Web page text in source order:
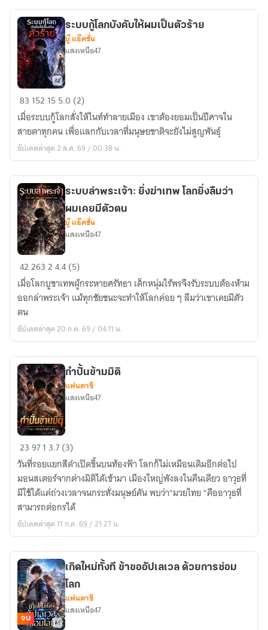
เหล่า
เทพ
ทั้ง
จักรวาล
ต้อง
ตาม
ฆ่า
ระบบ
กู้
โลก
บังคับ
ให้
เป็น
ตัว
ร้าย
ระบบกู้โลกบังคับให้ผมเป็นตัวร้าย
บู๊ แอ๊คชั่น
แสงเหนือ47
83 152 15 5.0 (2)
เมื่อระบบกู้โลกสั่งให้ไนท์ทำลายเมือง เขาต้องยอมเป็นปีศาจใน
สายตาทุกคน เพื่อแลกกับเวลาที่มนุษยชาติจะยังไม่สูญพันธุ์
อัปเดตล่าสุด 2 ส.ค. 69 / 00:38 น.
ระบบ
ล่า
พระเจ้า:
ยิ่ง
ฆ่า
เทพ
ยิ่ง
ลืม
ว่า
ผม
เคย
มี
ตัว
ตน
ระบบล่าพระเจ้า: ยิ่งฆ่าเทพ โลกยิ่งลืมว่า
ผมเคยมีตัวตน
บู๊ แอ๊คชั่น
แสงเหนือ47
4226324.4 (5)
เมื่อโลกบูชาเทพผู้กระหายศรัทธา เด็กหนุ่มไร้พรจึงรับระบบต้องห้าม
ออกล่าพระเจ้า แม้ทุกชัยชนะจะทำให้โลกค่อย ๆ ลืมว่าเขาเคยมีตัว
ตน
อัปเดตล่าสุด 20 ก.ค. 69 / 04:11 น.
กำปั้น
ข้าม
มิติ
กำปั้นข้ามมิติ
แฟนตาซี
แสงเหนือ47
23971 3.7 (3)
วันที่รอยแยกสีดำเปิดขึ้นบนท้องฟ้า โลกก็ไม่เหมือนเดิมอีกต่อไป
มอนสเตอร์จากต่างมิติได้เข้ามา เมืองใหญ่พังลงในคืนเดียว อาวุธที่
มีใช้ได้แค่ถ่วงเวลาจนกระทั่งมนุษย์คัน พบว่า"มวยไทย "คืออาวุธที่
สามารถต่อกรได้
อัปเดตล่าสุด 11 ก.ค. 69 / 21:27 น.
จบ
เกิดใหม่ทั้งที ข้าขออัปเลเวล ด้วยการซ่อม
โลก
แฟนตาซี
แสงเหนือ47